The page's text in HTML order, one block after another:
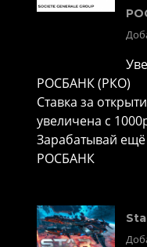
РОСБАНК (РКО)
Ставка за
увеличена с
Зарабатывай
РОСБАНК